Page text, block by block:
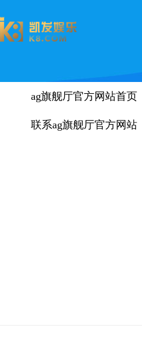
ag旗舰厅官方网站首页
联系ag旗舰厅官方网站